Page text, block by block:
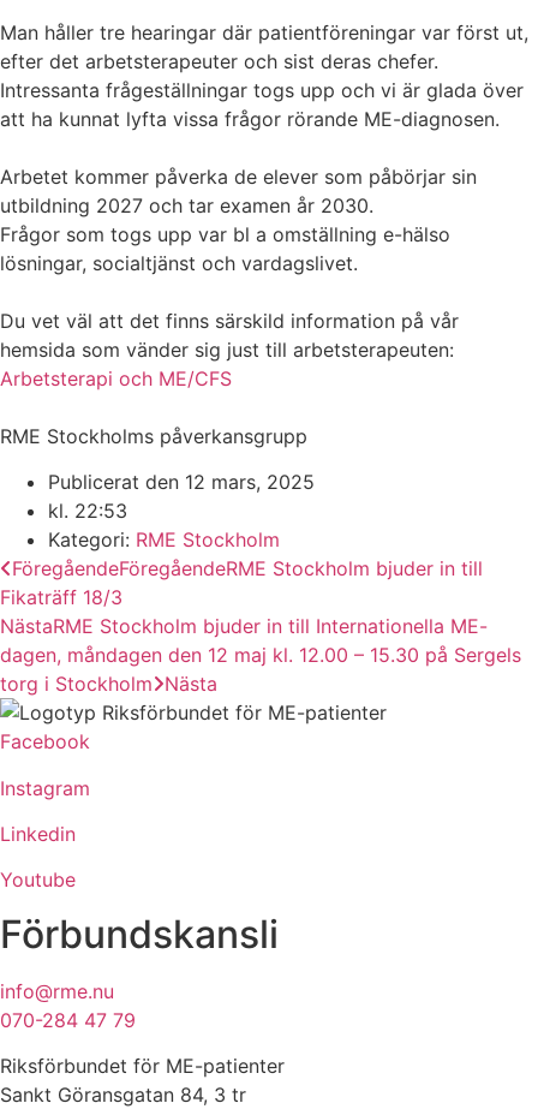
Man håller tre hearingar där patientföreningar var först ut,
efter det arbetsterapeuter och sist deras chefer.
Intressanta frågeställningar togs upp och vi är glada över
att ha kunnat lyfta vissa frågor rörande ME-diagnosen.
Arbetet kommer påverka de elever som påbörjar sin
utbildning 2027 och tar examen år 2030.
Frågor som togs upp var bl a omställning e-hälso
lösningar, socialtjänst och vardagslivet.
Du vet väl att det finns särskild information på vår
hemsida som vänder sig just till arbetsterapeuten:
Arbetsterapi och ME/CFS
RME Stockholms påverkansgrupp
Publicerat den 12 mars, 2025
kl. 22:53
Kategori: RME Stockholm
FöregåendeFöregåendeRME Stockholm bjuder in till
Fikaträff 18/3
NästaRME Stockholm bjuder in till Internationella ME-
dagen, måndagen den 12 maj kl. 12.00 – 15.30 på Sergels
torg i Stockholm Nästa
Facebook
Instagram
Linkedin
Youtube
Förbundskansli
info@rme.nu
070-284 47 79
Riksförbundet för ME-patienter
Sankt Göransgatan 84, 3 tr